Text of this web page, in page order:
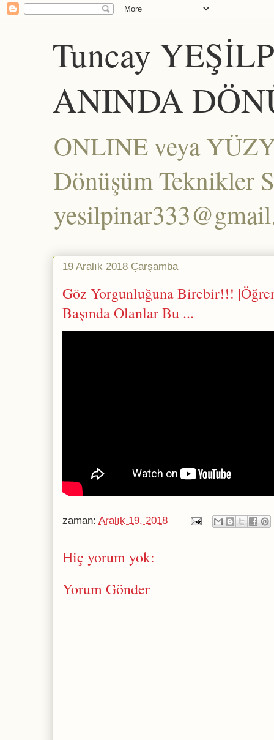
Tuncay
ANINDA
ONLINE veya
Dönüşüm Teknikler
19 Aralık 2018 Çarşamba
Göz Yorgunluğuna Birebir!!!
Başında Olanlar Bu ...
zaman: Aralık 19, 2018
Hiç yorum yok:
Yorum Gönder